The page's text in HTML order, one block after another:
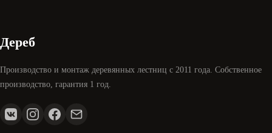
Дереб
Производство и монтаж деревянных лестниц с 2011 года. Собственное
производство, гарантия 1 год.